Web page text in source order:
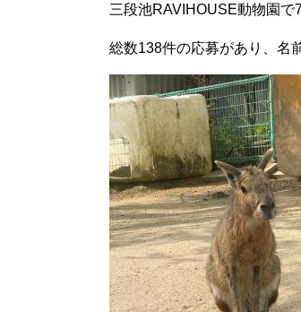
三段池RAVIHOUSE動物園で
総数138件の応募があり、名